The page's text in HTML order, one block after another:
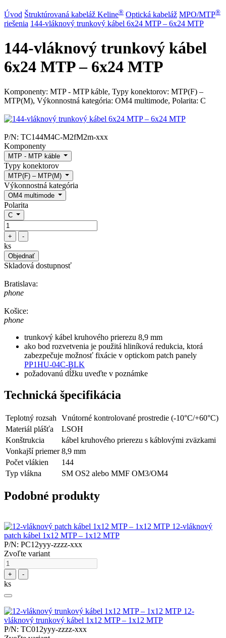
Úvod Štruktúrovaná kabeláž Keline® Optická kabeláž MPO/MTP®
riešenia 144-vláknový trunkový kábel 6x24 MTP – 6x24 MTP
144-vláknový trunkový kábel
6x24 MTP – 6x24 MTP
Komponenty: MTP - MTP káble, Typy konektorov: MTP(F) –
MTP(M), Výkonnostná kategória: OM4 multimode, Polarita: C
P/N: TC144M4C-M2fM2m-xxx
Komponenty
MTP - MTP káble
Typy konektorov
MTP(F) – MTP(M)
Výkonnostná kategória
OM4 multimode
Polarita
C
+ -
ks
Objednať
Skladová dostupnosť
Bratislava:
phone
Košice:
phone
trunkový kábel kruhového prierezu 8,9 mm
ako bod rozvetvenia je použitá hliníková redukcia, ktorá
zabezpečuje možnosť fixácie v optickom patch panely
PP1HU-04C-BLK
požadovanú dĺžku uveďte v poznámke
Technická špecifikácia
Teplotný rozsah
Vnútorné kontrolované prostredie (-10°C/+60°C)
Materiál plášťa
LSOH
Konštrukcia
kábel kruhového prierezu s káblovými zväzkami
Vonkajší priemer 8,9 mm
Počet vlákien
144
Typ vlákna
SM OS2 alebo MMF OM3/OM4
Podobné produkty
12-vláknový
patch kábel 1x12 MTP – 1x12 MTP
P/N: PC12yyy-zzzz-xxx
Zvoľte variant
+ -
ks
12-
vláknový trunkový kábel 1x12 MTP – 1x12 MTP
P/N: TC012yyy-zzzz-xxx